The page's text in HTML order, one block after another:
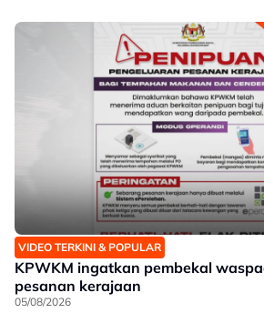
VIDEO TERKINI & POPULAR
KPWKM ingatkan pembekal
pesanan kerajaan
05/08/2026